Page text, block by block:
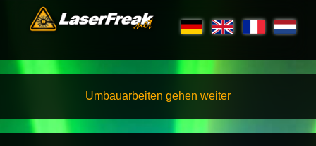
Umbauarbeiten gehen weiter